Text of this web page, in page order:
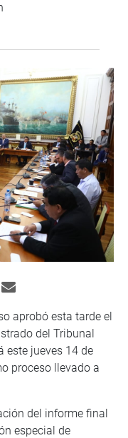
aprobó esta tarde el
del Tribunal
este jueves 14 de
proceso llevado a
del informe final
especial de